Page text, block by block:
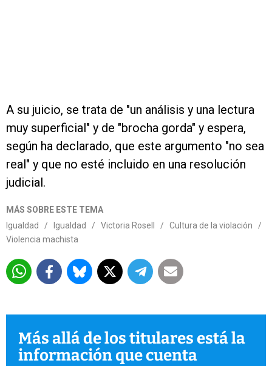
A su juicio, se trata de "un análisis y una lectura
muy superficial" y de "brocha gorda" y espera,
según ha declarado, que este argumento "no sea
real" y que no esté incluido en una resolución
judicial.
MÁS SOBRE ESTE TEMA
Igualdad
/ Igualdad / Victoria Rosell / Cultura de la violación
/
Violencia machista
Más allá de los titulares está la
información que cuenta